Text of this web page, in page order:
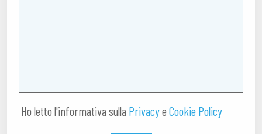
Ho letto l'informativa sulla Privacye Cookie Policy